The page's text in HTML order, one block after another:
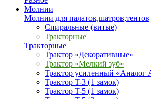
Молнии
Молнии для палаток,шатров,тентов
Спиральные (витые)
Тракторные
Тракторные
Трактор «Декоративные»
Трактор «Мелкий зуб»
Трактор усиленный «Аналог
Трактор T-3 (1 замок)
Трактор T-5 (1 замок)